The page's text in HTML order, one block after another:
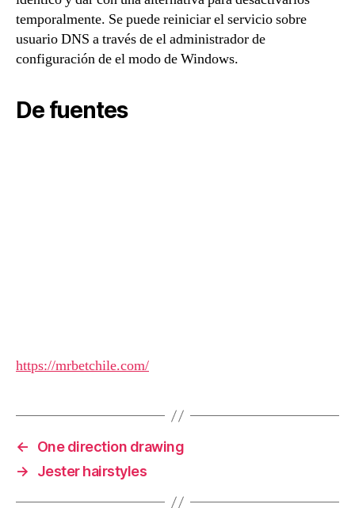
temporalmente. Se puede reiniciar el servicio sobre
usuario DNS a través de el administrador de
configuración de el modo de Windows.
De fuentes
https://mrbetchile.com/
←
One direction drawing
→
Jester hairstyles